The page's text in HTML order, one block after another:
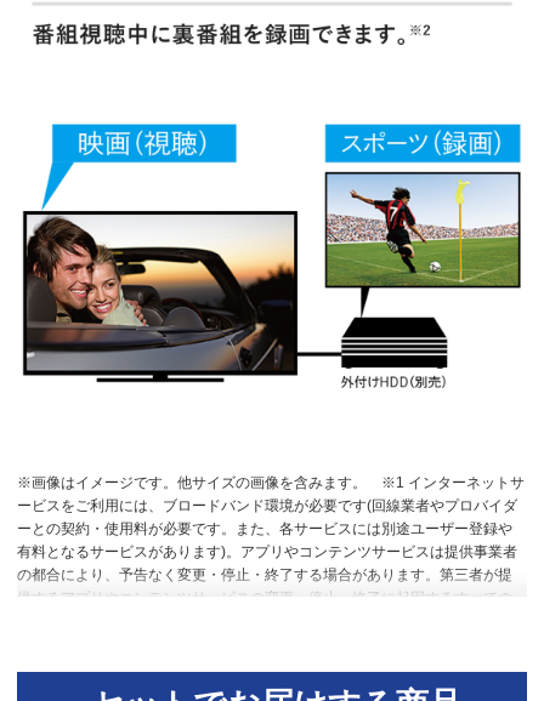
※画像はイメージです。他サイズの画像を含みます。
※1 インターネットサ
ービスをご利用には、ブロードバンド環境が必要です(回線業者やプロバイダ
ーとの契約・使用料が必要です。また、各サービスには別途ユーザー登録や
有料となるサービスがあります)。アプリやコンテンツサービスは提供事業者
の都合により、予告なく変更・停止・終了する場合があります。第三者が提
供するアプリやコンテンツサービスの変更・停止・終了に起因するすべての